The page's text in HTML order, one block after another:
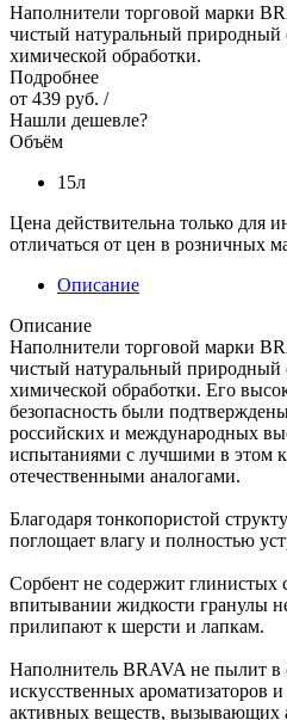
Наполнители торговой марки
чистый натуральный природный
химической обработки.
Подробнее
от 439 руб. /
Нашли дешевле?
Объём
15л
Цена действительна только для
отличаться от цен в розничных
Описание
Описание
Наполнители торговой марки
чистый натуральный природный
химической обработки. Его
безопасность были
российских и международных
испытаниями с лучшими в этом
отечественными аналогами.
Благодаря тонкопористой
поглощает влагу и полностью
Сорбент не содержит
впитывании жидкости гранулы
прилипают к шерсти и лапкам.
Наполнитель BRAVA не пылит в
искусственных ароматизаторов
активных веществ, вызывающих